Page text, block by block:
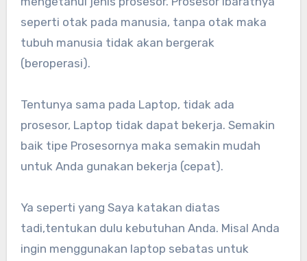
seperti otak pada manusia, tanpa otak maka
tubuh manusia tidak akan bergerak
(beroperasi).
Tentunya sama pada Laptop, tidak ada
prosesor, Laptop tidak dapat bekerja. Semakin
baik tipe Prosesornya maka semakin mudah
untuk Anda gunakan bekerja (cepat).
Ya seperti yang Saya katakan diatas
tadi,tentukan dulu kebutuhan Anda. Misal Anda
ingin menggunakan laptop sebatas untuk